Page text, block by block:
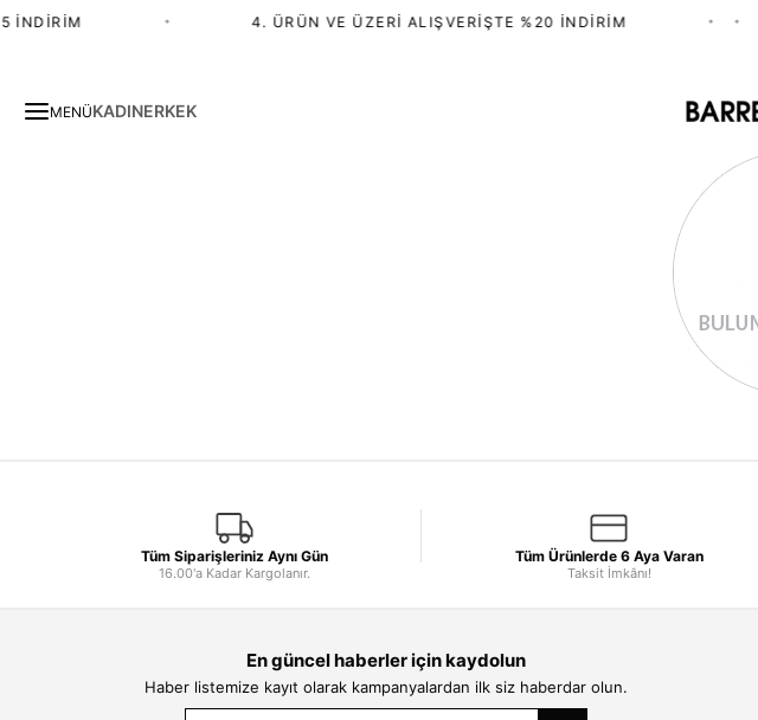
İNDIRIM 4. ÜRÜN VE ÜZERI ALIŞVERIŞTE %20 İNDIRIM
MENÜKADINERKEK
Tüm Siparişleriniz Aynı Gün
16.00'a Kadar Kargolanır.
Tüm Ürünlerde 6 Aya Varan
Taksit İmkânı!
En güncel haberler için kaydolun
Haber listemize kayıt olarak kampanyalardan ilk siz haberdar olun.